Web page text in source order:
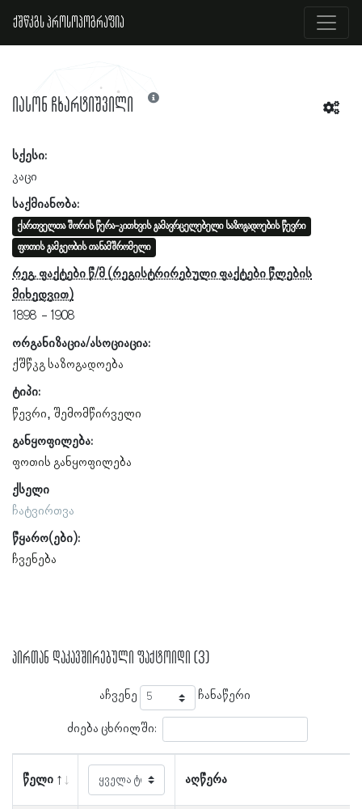
ქშწკგს პროსოპოგრაფია
იასონ ჩხარტიშვილი
სქესი:
კაცი
საქმიანობა:
ქართველთა შორის წერა-კითხვის გამავრცელებელი საზოგადოების წევრი
ფოთის გამგეობის თანამშრომელი
რეგ. ფაქტები წ/მ
1898
1908
ორგანიზაცია/ასოციაცია:
ქშწკგ საზოგადოება
ტიპი:
წევრი შემომწირველი
განყოფილება:
ფოთის განყოფილება
ქსელი
ჩატვირთვა
წყარო(ები):
ჩვენება
პირთან დაკავშირებული ფაქტოიდი (3)
აჩვენე ჩანაწერი
ძიება ცხრილში:
წელი აღწერა